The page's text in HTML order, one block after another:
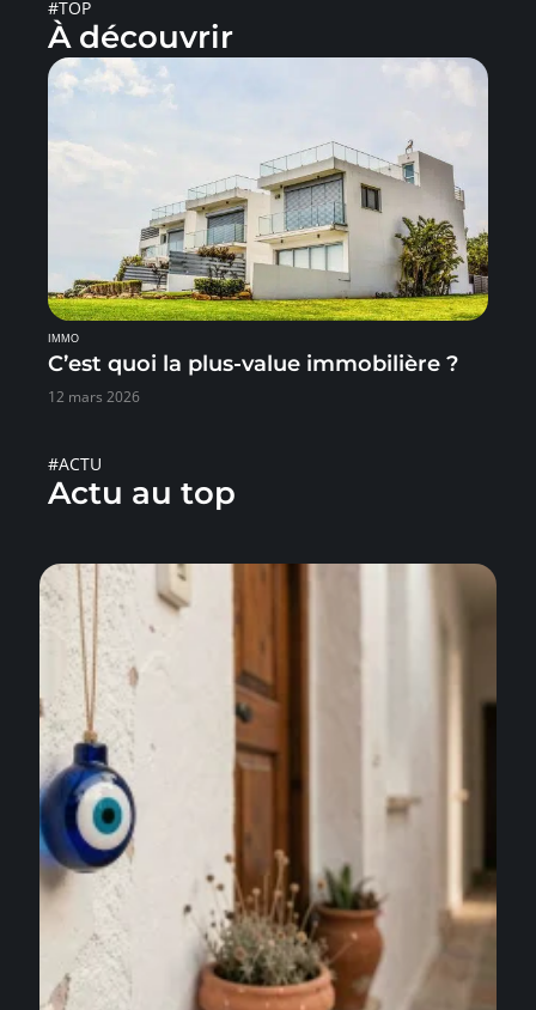
#TOP
À découvrir
IMMO
C’est quoi la plus-value immobilière ?
12 mars 2026
#ACTU
Actu au top